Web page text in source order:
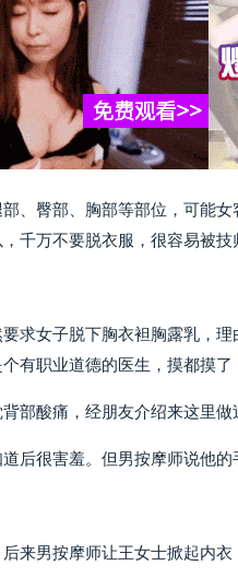
、臀部、胸部等部位，可能
千万不要脱衣服，很容易被
求女子脱下胸衣袒胸露乳，
有职业道德的医生，摸都摸了
部酸痛，经朋友介绍来这里
后很害羞。但男按摩师说他
来男按摩师让王女士掀起内